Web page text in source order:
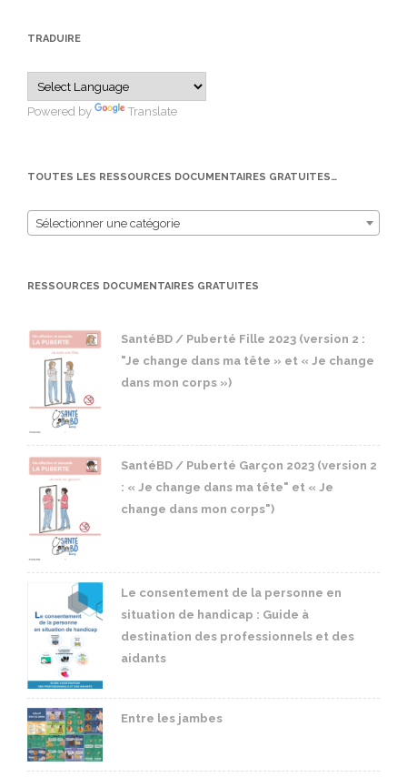
TRADUIRE
Powered by Translate
TOUTES LES RESSOURCES DOCUMENTAIRES GRATUITES…
Sélectionner une catégorie
RESSOURCES DOCUMENTAIRES GRATUITES
SantéBD / Puberté Fille 2023 (version 2 :
"Je change dans ma tête » et « Je change
dans mon corps »)
SantéBD / Puberté Garçon 2023 (version 2
: « Je change dans ma tête" et « Je
change dans mon corps")
Le consentement de la personne en
situation de handicap : Guide à
destination des professionnels et des
aidants
Entre les jambes